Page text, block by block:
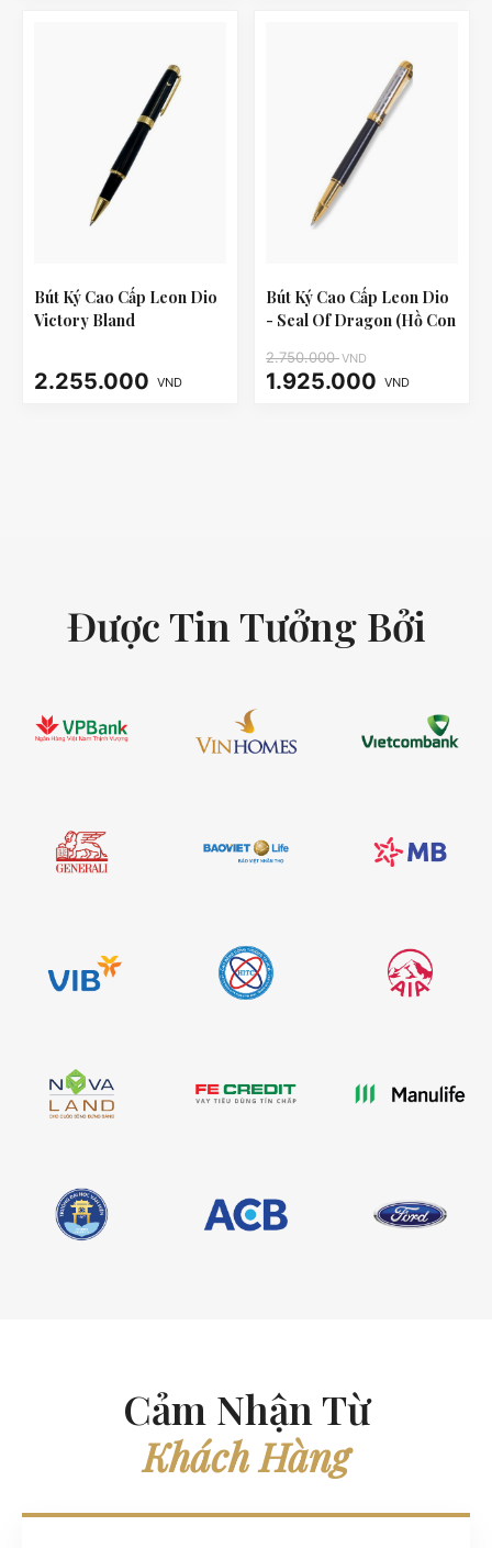
Bút Ký Cao Cấp Leon Dio
Victory Bland
2.255.000 VND
Bút Ký Cao Cấp Leon Dio
- Seal Of Dragon (Hồ Con
2.750.000VND
1.925.000 VND
Được Tin Tưởng Bởi
Cảm Nhận Từ
Khách Hàng